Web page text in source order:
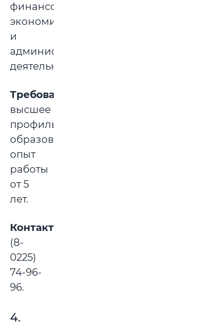
финансово-
экономической
и
административной
деятельности.
Требования:
высшее
профильное
образование,
опыт
работы
от 5
лет.
Контакты:
(8-
0225)
74-96-
96.
4.